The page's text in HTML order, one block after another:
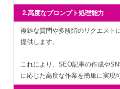
2.高度なプロンプト処理能力
複雑な質問や多段階のリクエスト
提供します。
これにより、SEO記事の作成や
に応じた高度な作業を簡単に実現